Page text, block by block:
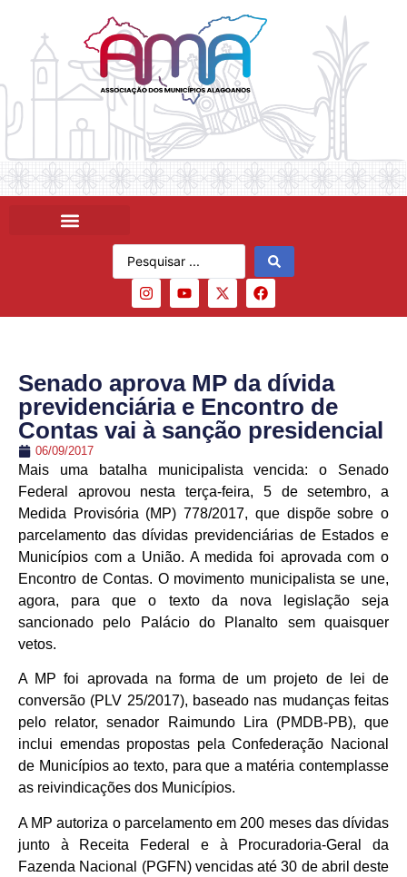
Senado aprova MP da dívida
previdenciária e Encontro de
Contas vai à sanção presidencial
06/09/2017
Mais uma batalha municipalista vencida: o Senado
Federal aprovou nesta terça-feira, 5 de setembro, a
Medida Provisória (MP) 778/2017, que dispõe sobre o
parcelamento das dívidas previdenciárias de Estados e
Municípios com a União. A medida foi aprovada com o
Encontro de Contas. O movimento municipalista se une,
agora, para que o texto da nova legislação seja
sancionado pelo Palácio do Planalto sem quaisquer
vetos.
A MP foi aprovada na forma de um projeto de lei de
conversão (PLV 25/2017), baseado nas mudanças feitas
pelo relator, senador Raimundo Lira (PMDB-PB), que
inclui emendas propostas pela Confederação Nacional
de Municípios ao texto, para que a matéria contemplasse
as reivindicações dos Municípios.
A MP autoriza o parcelamento em 200 meses das dívidas
junto à Receita Federal e à Procuradoria-Geral da
Fazenda Nacional (PGFN) vencidas até 30 de abril deste